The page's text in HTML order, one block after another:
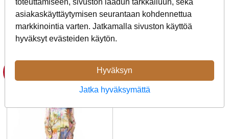
109,00 54,50 €
Lisää
vaihtoehtoja ...
105,00 52,50 €
Lisää
toteuttamiseen, sivuston laadun tarkkailuun, sekä
asiakaskäyttäytymisen seurantaan kohdennettua
markkinointia varten. Jatkamalla sivuston käyttöä
hyväksyt evästeiden käytön.
Hyväksyn
Jatka hyväksymättä